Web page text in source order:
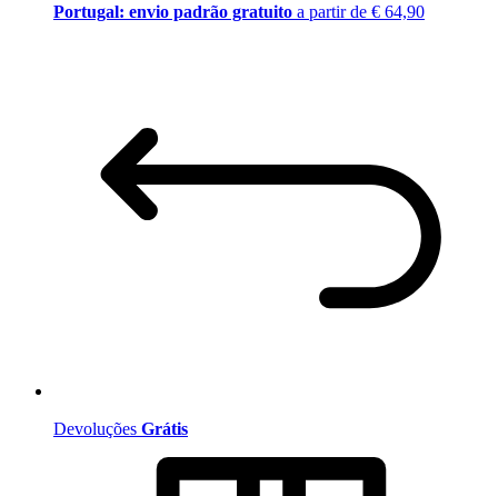
Portugal: envio padrão gratuito a partir de € 64,90
Devoluções Grátis